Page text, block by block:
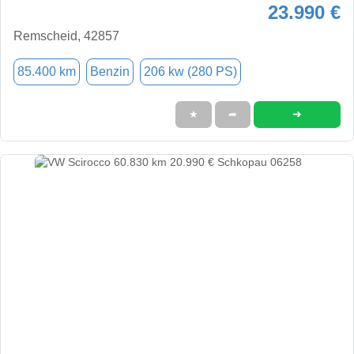
23.990 €
Remscheid, 42857
85.400 km Benzin 206 kw (280 PS)
★ ➦ ➜